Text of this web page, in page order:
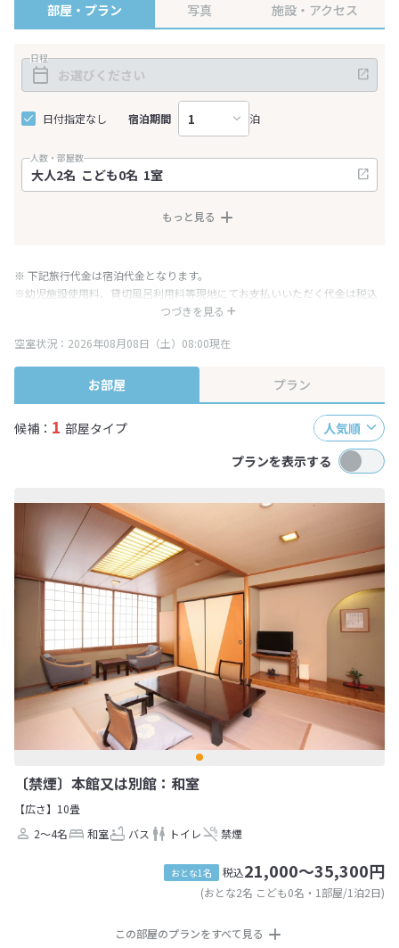
部屋・プラン 写真 施設・アクセス
日程
日付指定なし 宿泊期間 泊
人数・部屋数
もっと見る
つづきを見る
※ 下記旅行代金は宿泊代金となります。
※幼児施設使用料、貸切風呂利用料等現地にてお支払いいただく代金は税込
み表記となりますが、消費税増税に伴い代金が一部変更となる場合がござい
※表示されている旅行代金・プラン内容は一定時間ごとに更新されます。最
終確認画面でご確認ください。
空室状況：2026年08月08日（土）08:00現在
お部屋 プラン
候補： 1 部屋タイプ
人気順
プランを表示する
〔禁煙〕本館又は別館：和室
【広さ】10畳
2～4名
和室 バス トイレ 禁煙
おとな1名 税込21,000～35,300円
(おとな2名 こども0名・1部屋/1泊2日)
この部屋のプランをすべて見る